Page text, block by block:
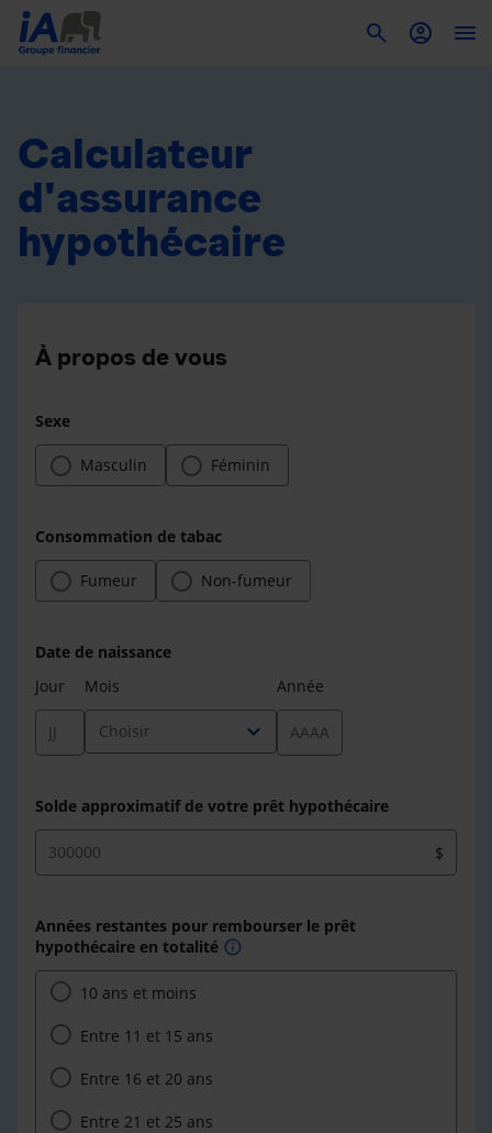
Calculateur
d'assurance
hypothécaire
À propos de vous
Sexe
Masculin Féminin
Consommation de tabac
Fumeur Non-fumeur
Date de naissance
Jour
Mois
Choisir expand_more
Année
Solde approximatif de votre prêt hypothécaire
$
Années restantes pour rembourser le prêt
hypothécaire en totalité info
10 ans et moins
Entre 11 et 15 ans
Entre 16 et 20 ans
Entre 21 et 25 ans